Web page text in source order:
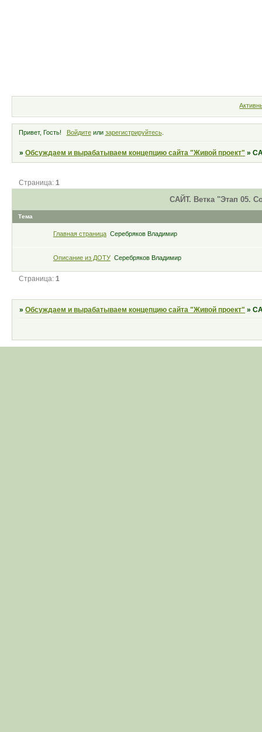
Привет, Гость! Войдитеили зарегистрируйтесь.
»Обсуждаем и вырабатываем концепцию сайта "Живой проект" »
САЙТ. Ветка "Этап 05.
Страница:1
Тема
Главная страница Серебряков Владимир
Описание из ДОТУ Серебряков Владимир
Страница:1
»Обсуждаем и вырабатываем концепцию сайта "Живой проект" »